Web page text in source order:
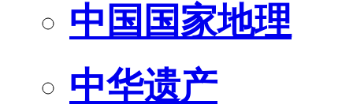
中国国家地理
中华遗产